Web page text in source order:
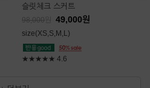
슬릿체크 스커트
98,000 49,000원
size(XS,S,M,L)
★★★★★ 4.6